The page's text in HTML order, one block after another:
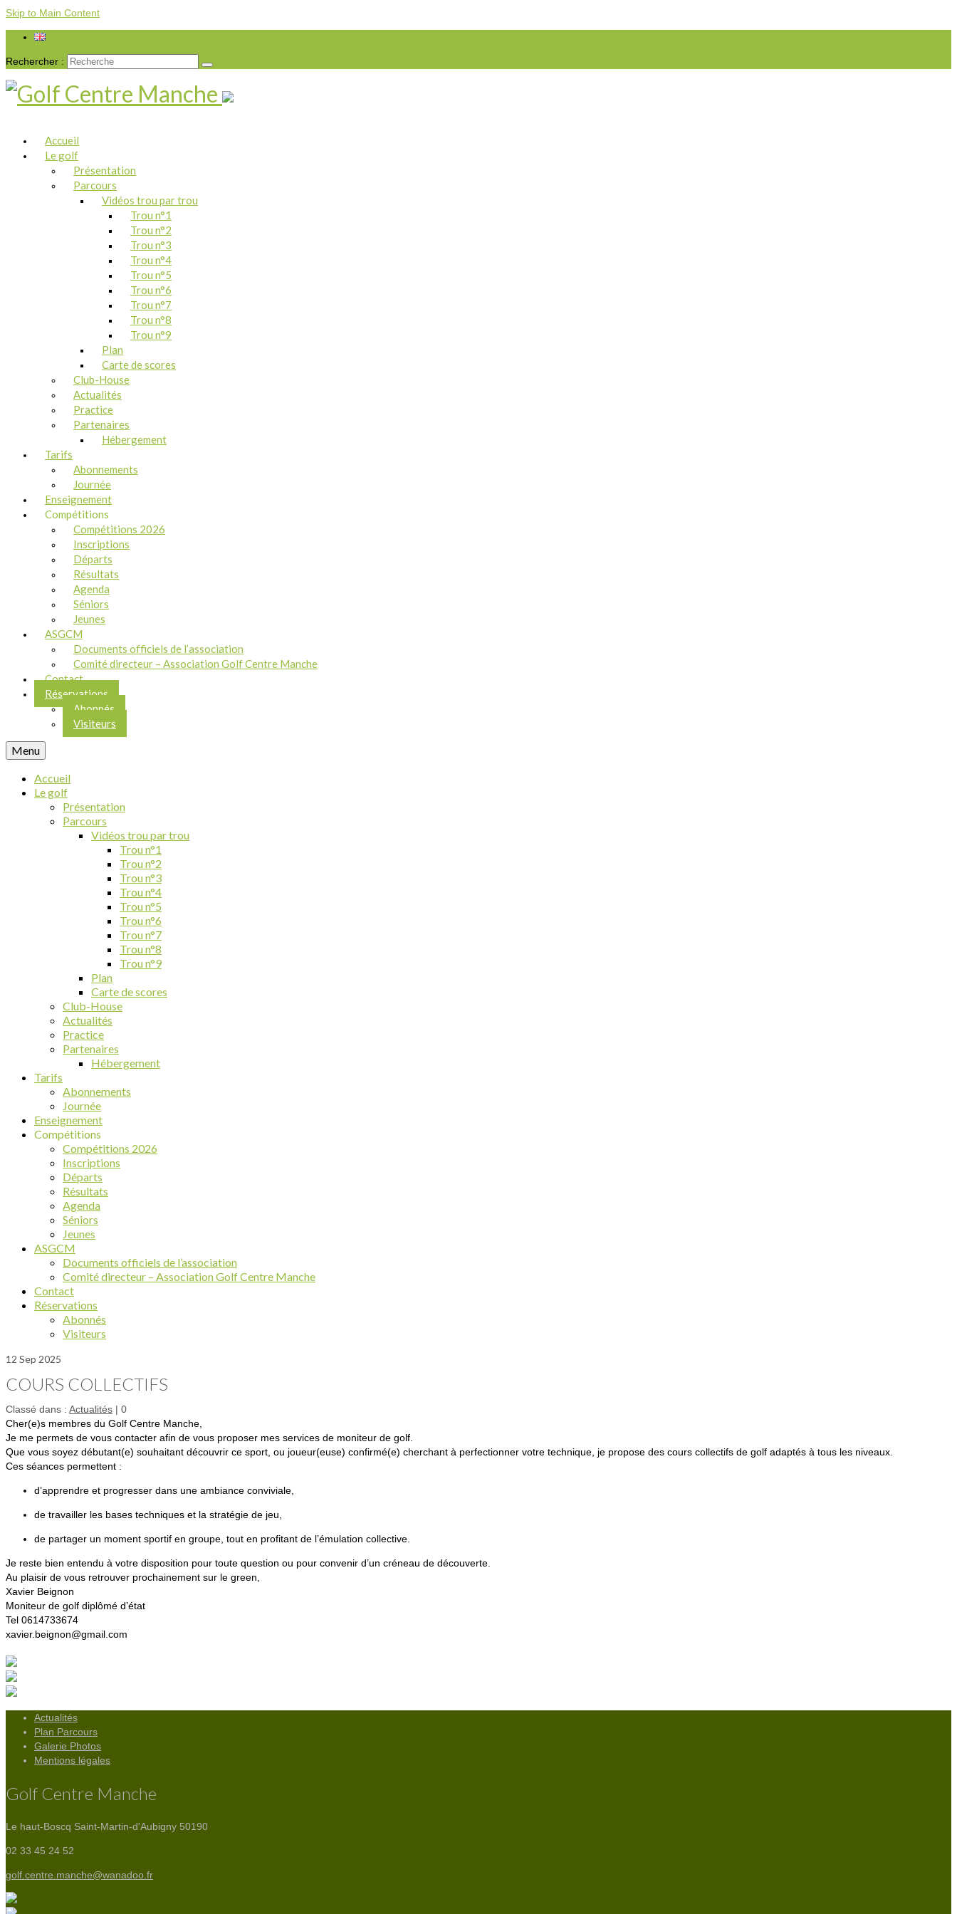
Skip to Main Content
Rechercher :
Accueil
Le golf
Présentation
Parcours
Vidéos trou par trou
Trou n°1
Trou n°2
Trou n°3
Trou n°4
Trou n°5
Trou n°6
Trou n°7
Trou n°8
Trou n°9
Plan
Carte de scores
Club-House
Actualités
Practice
Partenaires
Hébergement
Tarifs
Abonnements
Journée
Enseignement
Compétitions
Compétitions 2026
Inscriptions
Départs
Résultats
Agenda
Séniors
Jeunes
ASGCM
Documents officiels de l’association
Comité directeur – Association Golf Centre Manche
Contact
Réservations
Abonnés
Visiteurs
Menu
Accueil
Le golf
Présentation
Parcours
Vidéos trou par trou
Trou n°1
Trou n°2
Trou n°3
Trou n°4
Trou n°5
Trou n°6
Trou n°7
Trou n°8
Trou n°9
Plan
Carte de scores
Club-House
Actualités
Practice
Partenaires
Hébergement
Tarifs
Abonnements
Journée
Enseignement
Compétitions
Compétitions 2026
Inscriptions
Départs
Résultats
Agenda
Séniors
Jeunes
ASGCM
Documents officiels de l’association
Comité directeur – Association Golf Centre Manche
Contact
Réservations
Abonnés
Visiteurs
12 Sep 2025
COURS COLLECTIFS
Classé dans : Actualités | 0
Cher(e)s membres du Golf Centre Manche,
Je me permets de vous contacter afin de vous proposer mes services de moniteur de golf.
Que vous soyez débutant(e) souhaitant découvrir ce sport, ou joueur(euse) confirmé(e) cherchant à perfectionner votre technique, je propose des cours collectifs de golf adaptés à tous les niveaux.
Ces séances permettent :
d’apprendre et progresser dans une ambiance conviviale,
de travailler les bases techniques et la stratégie de jeu,
de partager un moment sportif en groupe, tout en profitant de l’émulation collective.
Je reste bien entendu à votre disposition pour toute question ou pour convenir d’un créneau de découverte.
Au plaisir de vous retrouver prochainement sur le green,
Xavier Beignon
Moniteur de golf diplômé d’état
Tel 0614733674
xavier.beignon@gmail.com
Actualités
Plan Parcours
Galerie Photos
Mentions légales
Golf Centre Manche
Le haut-Boscq Saint-Martin-d'Aubigny 50190
02 33 45 24 52
golf.centre.manche@wanadoo.fr